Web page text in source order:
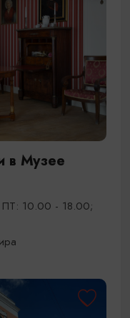
в Музее
10.00 - 18.00;